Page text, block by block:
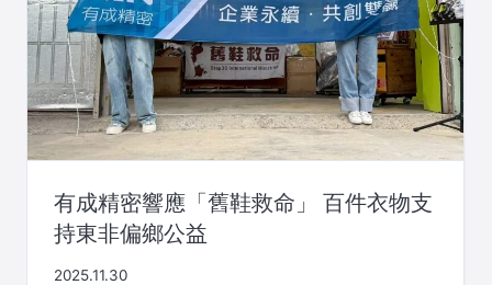
有成精密響應「舊鞋救命」 百件衣物支
持東非偏鄉公益
2025.11.30